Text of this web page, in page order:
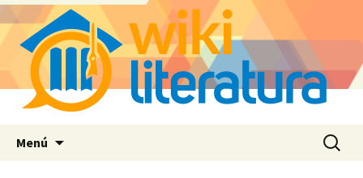
Menú Buscar: